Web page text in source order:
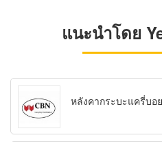
แนะนำโดย
หลังคากระบะแครี่บอย